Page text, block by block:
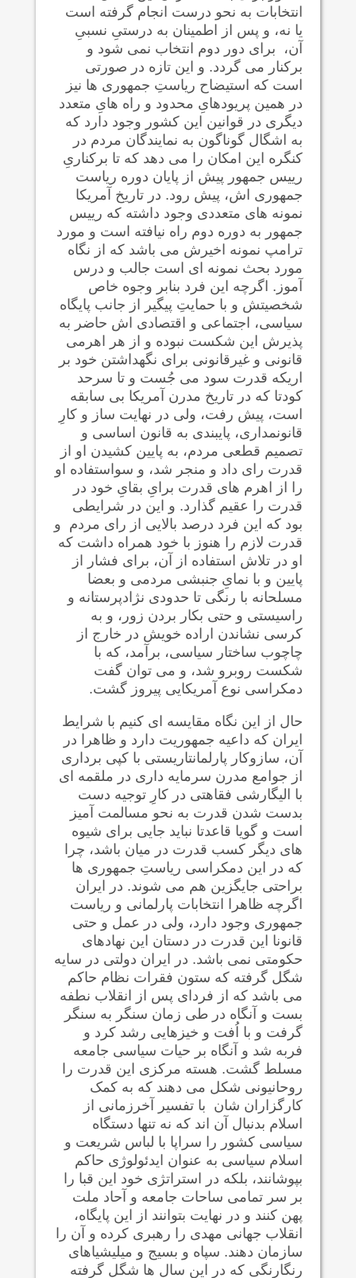
انتخابات به نحو درست انجام گرفته است
یا نه، و پس از اطمینان به درستیِ نسبیِ
آن، برای دور دوم انتخاب نمی شود و
برکنار می گردد. و این تازه در صورتی
است که استیضاح ریاستِ جمهوری ها نیز
در همین پریودهایِ محدود و راه هایِ متعدد
دیگری در قوانین این کشور وجود دارد که
به اشگال گوناگون به نمایندگان مردم در
کنگره این امکان را می دهد که تا برکناریِ
رییس جمهور پیش از پایان دوره ریاست
جمهوری اش، پیش رود. در تاریخ آمریکا
نمونه های متعددی وجود داشته که رییس
جمهور به دوره دوم راه نیافته است و مورد
ترامپ نمونه اخیرش می باشد که از نگاه
مورد بحث نمونه ای است جالب و درس
آموز. اگرچه این فرد بنابر وجوه خاص
شخصیتش و با حمایتِ پیگیر از جانب پایگاه
سیاسی، اجتماعی و اقتصادی اش حاضر به
پذیرش این شکست نبوده و از هر اهرمی
قانونی و غیرقانونی برای نگهداشتن خود بر
اریکه قدرت سود می جُست و تا سرحد
کودتا که در تاریخ مدرن آمریکا بی سابقه
است، پیش رفت، ولی در نهایت ساز و کارِ
قانونمداری، پایبندی به قانون اساسی و
تصمیم قطعی مردم، به پایین کشیدن او از
قدرت رای داد و منجر شد، و سواستفاده او
را از اهرم های قدرت برایِ بقایِ خود در
قدرت را عقیم گذارد. و این در شرایطی
بود که این فرد درصد بالایی از رای مردم و
قدرت لازم را هنوز با خود همراه داشت که
او در تلاش استفاده از آن، برای فشار از
پایین و با نمایِ جنبشی مردمی و بعضا
مسلحانه با رنگی تا حدودی نژادپرستانه و
راسیستی و حتی بکار بردن زور، و به
کرسی نشاندن اراده خویش در خارج از
چاچوب ساختار سیاسی، برآمد، که با
شکست روبرو شد، و می توان گفت
دمکراسی نوع آمریکایی پیروز گشت.
حال از این نگاه مقایسه ای کنیم با شرایط
ایران که داعیه جمهوریت دارد و ظاهرا در
آن، سازوکار پارلمانتاریستی با کپی برداری
از جوامع مدرن سرمایه داری در ملقمه ای
با الیگارشی فقاهتی در کارِ توجیه دست
بدست شدن قدرت به نحو مسالمت آمیز
است و گویا قاعدتا نباید جایی برای شیوه
های دیگر کسب قدرت در میان باشد، چرا
که در این دمکراسی ریاستِ جمهوری ها
براحتی جایگزین هم می شوند. در ایران
اگرچه ظاهرا انتخابات پارلمانی و ریاست
جمهوری وجود دارد، ولی در عمل و حتی
قانونا این قدرت در دستان این نهادهای
حکومتی نمی باشد. در ایران دولتی در سایه
شگل گرفته که ستون فقرات نظام حاکم
می باشد که از فردای پس از انقلاب نطفه
بست و آنگاه در طی زمان سنگر به سنگر
گرفت و با اُفت و خیزهایی رشد کرد و
فربه شد و آنگاه بر حیات سیاسی جامعه
مسلط گشت. هسته مرکزی این قدرت را
روحانیونی شکل می دهند که به کمک
کارگزاران شان با تفسیر آخرزمانی از
اسلام بدنبال آن اند که نه تنها دستگاه
سیاسی کشور را سراپا با لباس شریعت و
اسلام سیاسی به عنوان ایدئولوژی حاکم
بپوشانند، بلکه در استراتژی خود این قبا را
بر سر تمامی ساحات جامعه و آحاد ملت
پهن کنند و در نهایت بتوانند از این پایگاه،
انقلاب جهانی مهدی را رهبری کرده و آن را
سازمان دهند. سپاه و بسیج و میلیشیاهای
رنگارنگی که در این سال ها شگل گرفته